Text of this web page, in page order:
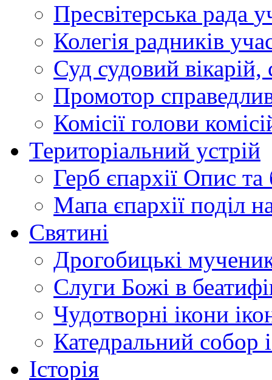
Пресвітерська рада
Колегія радників
Суд судовий вікарій,
Промотор
Комісії голови
Територіальний устрій
Герб єпархії Опис та
Мапа єпархії поділ
Святині
Дрогобицькі
Слуги Божі в
Чудотворні ікони
Катедральний собор
Історія